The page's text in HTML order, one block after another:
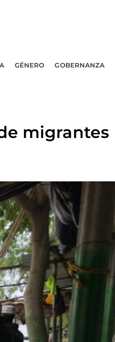
GÉNERO GOBERNANZA
migrantes